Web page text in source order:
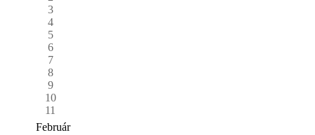
3
4
5
6
7
8
9
10
11
Február